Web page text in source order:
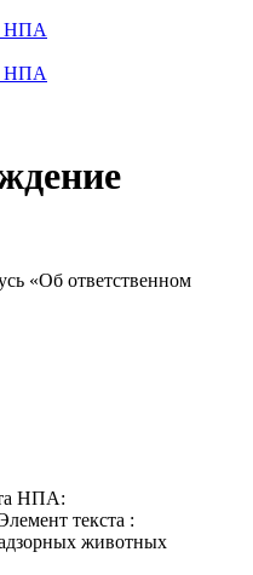
НПА
НПА
«Об ответственном
НПА:
текста :
животных